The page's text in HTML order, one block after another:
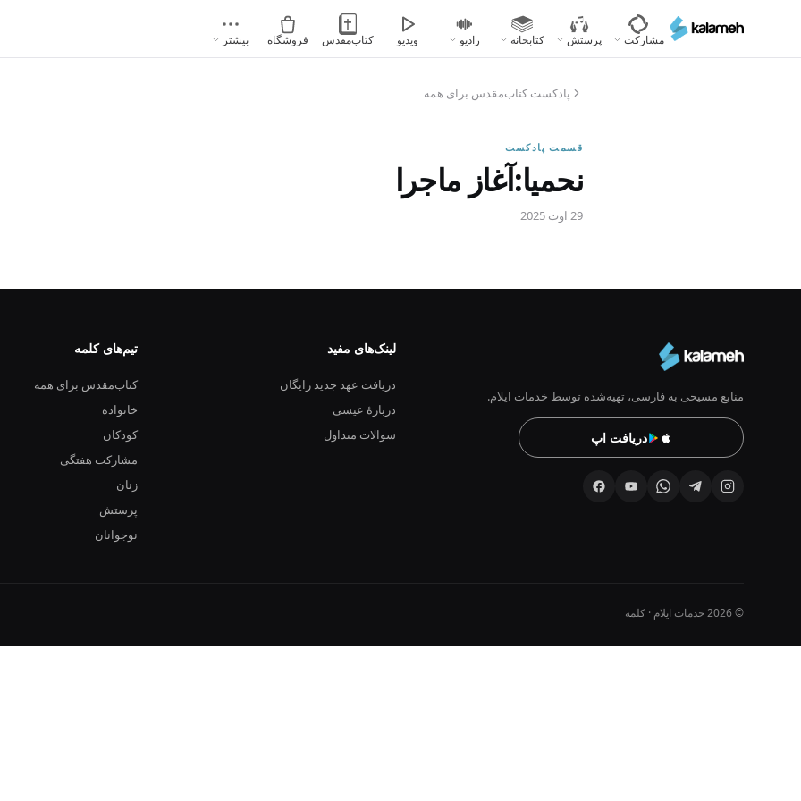
محتوای
مشارکت پرستش کتابخانه رادیو ویدیو کتاب‌مقدس فروشگاه بیشتر
پادکست کتاب‌مقدس برای همه
قسمت پادکست
نحمیا:آغاز ماجرا
29 اوت 2025
منابع مسیحی به فارسی، تهیه‌شده توسط خدمات ایلام.
دریافت اپ
لینک‌های مفید
دریافت عهد جدید رایگان
دربارهٔ عیسی
سوالات متداول
تیم‌های کلمه
کتاب‌مقدس برای همه
خانواده
کودکان
مشارکت هفتگی
زنان
پرستش
نوجوانان
© 2026 خدمات ایلام · کلمه